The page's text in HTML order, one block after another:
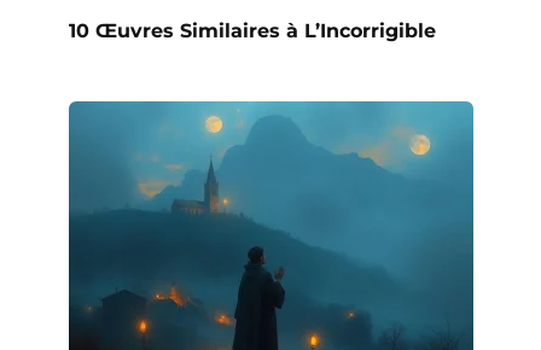
10 Œuvres Similaires à L’Incorrigible